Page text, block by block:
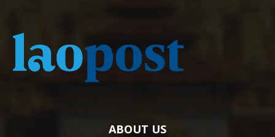
ABOUT US